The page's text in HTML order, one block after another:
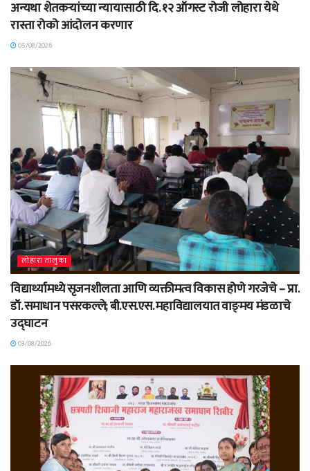
अन्यथा शेतकऱ्यांच्या न्यायासाठी दि. १२ ऑगस्ट रोजी लोहारा येथे
रास्ता रोको आंदोलन करणार
05/08/2026
लोहारा तालुका
विद्यार्थ्यामध्ये सृजनशीलता आणि व्यक्तीमत्व विकास होणे गरजेचे – प्रा.
डॉ. समाधान पसरकल्ले; बी.एस.एस. महाविद्यालयात वाङ्‌मय मंडळाचे
उद्घाटन
03/08/2026